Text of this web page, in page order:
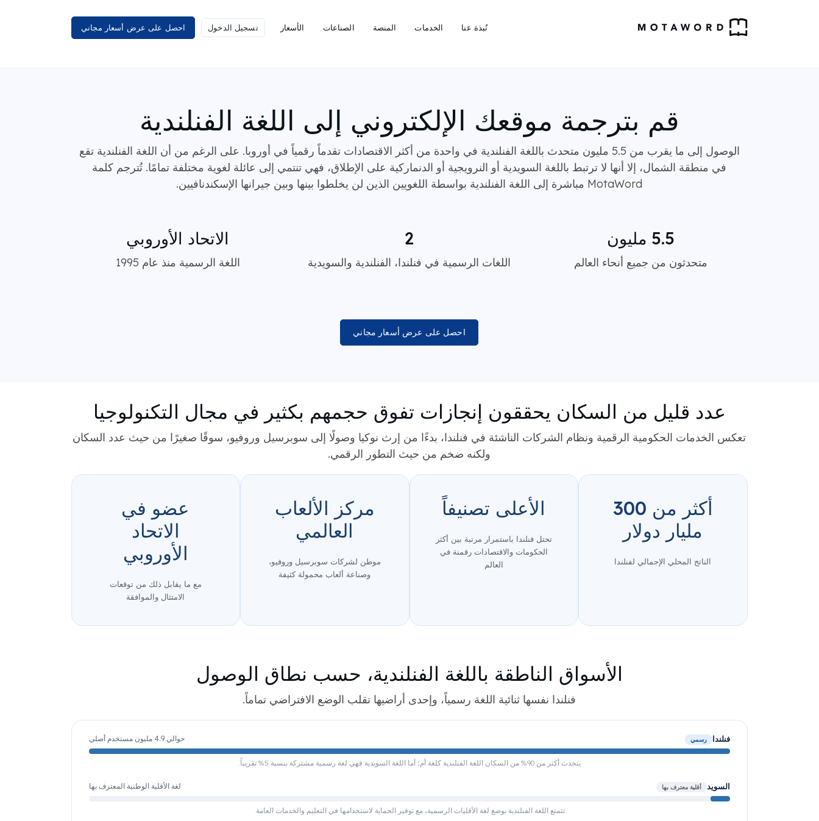
نُبذة عنا الخدمات المنصة الصناعات الأسعار تسجيل الدخول احصل على عرض أسعار مجاني
قم بترجمة موقعك الإلكتروني إلى اللغة الفنلندية
الوصول إلى ما يقرب من 5.5 مليون متحدث باللغة الفنلندية في واحدة من أكثر الاقتصادات تقدماً رقمياً في أوروبا. على الرغم من أن اللغة الفنلندية تقع
في منطقة الشمال، إلا أنها لا ترتبط باللغة السويدية أو النرويجية أو الدنماركية على الإطلاق، فهي تنتمي إلى عائلة لغوية مختلفة تمامًا. تُترجم كلمة
MotaWord مباشرة إلى اللغة الفنلندية بواسطة اللغويين الذين لن يخلطوا بينها وبين جيرانها الإسكندنافيين.
5.5 مليون
متحدثون من جميع أنحاء العالم
2
اللغات الرسمية في فنلندا، الفنلندية والسويدية
الاتحاد الأوروبي
اللغة الرسمية منذ عام 1995
احصل على عرض أسعار مجاني
عدد قليل من السكان يحققون إنجازات تفوق حجمهم بكثير في مجال التكنولوجيا
تعكس الخدمات الحكومية الرقمية ونظام الشركات الناشئة في فنلندا، بدءًا من إرث نوكيا وصولًا إلى سوبرسيل وروفيو، سوقًا صغيرًا من حيث عدد السكان
ولكنه ضخم من حيث التطور الرقمي.
أكثر من 300
مليار دولار
الناتج المحلي الإجمالي لفنلندا
الأعلى تصنيفاً
تحتل فنلندا باستمرار مرتبة بين أكثر
الحكومات والاقتصادات رقمنة في
العالم
مركز الألعاب
العالمي
موطن لشركات سوبرسيل وروفيو،
وصناعة ألعاب محمولة كثيفة
عضو في
الاتحاد
الأوروبي
مع ما يقابل ذلك من توقعات
الامتثال والموافقة
الأسواق الناطقة باللغة الفنلندية، حسب نطاق الوصول
فنلندا نفسها ثنائية اللغة رسمياً، وإحدى أراضيها تقلب الوضع الافتراضي تماماً.
فنلندا رسمي حوالي 4.9 مليون مستخدم أصلي
يتحدث أكثر من 90% من السكان اللغة الفنلندية كلغة أم؛ أما اللغة السويدية فهي لغة رسمية مشتركة بنسبة 5% تقريباً.
السويد أقلية معترف بها لغة الأقلية الوطنية المعترف بها
تتمتع اللغة الفنلندية بوضع لغة الأقليات الرسمية، مع توفير الحماية لاستخدامها في التعليم والخدمات العامة.